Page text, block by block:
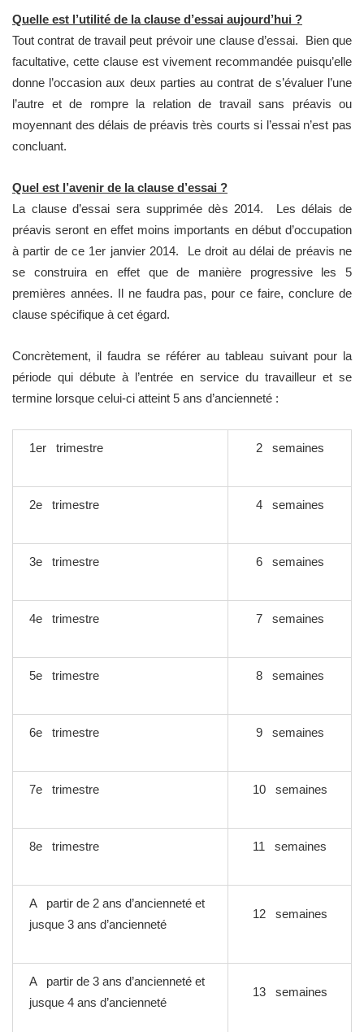
Quelle est l’utilité de la clause d’essai aujourd’hui ?
Tout contrat de travail peut prévoir une clause d’essai. Bien que
facultative, cette clause est vivement recommandée puisqu’elle
donne l’occasion aux deux parties au contrat de s’évaluer l’une
l’autre et de rompre la relation de travail sans préavis ou
moyennant des délais de préavis très courts si l’essai n’est pas
concluant.
Quel est l’avenir de la clause d’essai ?
La clause d’essai sera supprimée dès 2014. Les délais de
préavis seront en effet moins importants en début d’occupation
à partir de ce 1er janvier 2014. Le droit au délai de préavis ne
se construira en effet que de manière progressive les 5
premières années. Il ne faudra pas, pour ce faire, conclure de
clause spécifique à cet égard.
Concrètement, il faudra se référer au tableau suivant pour la
période qui débute à l’entrée en service du travailleur et se
termine lorsque celui-ci atteint 5 ans d’ancienneté :
1er trimestre 2 semaines
2e trimestre 4 semaines
3e trimestre 6 semaines
4e trimestre 7 semaines
5e trimestre 8 semaines
6e trimestre 9 semaines
7e trimestre 10 semaines
8e trimestre 11 semaines
A partir de 2 ans d’ancienneté et
jusque 3 ans d’ancienneté
12 semaines
A partir de 3 ans d’ancienneté et
jusque 4 ans d’ancienneté
13 semaines